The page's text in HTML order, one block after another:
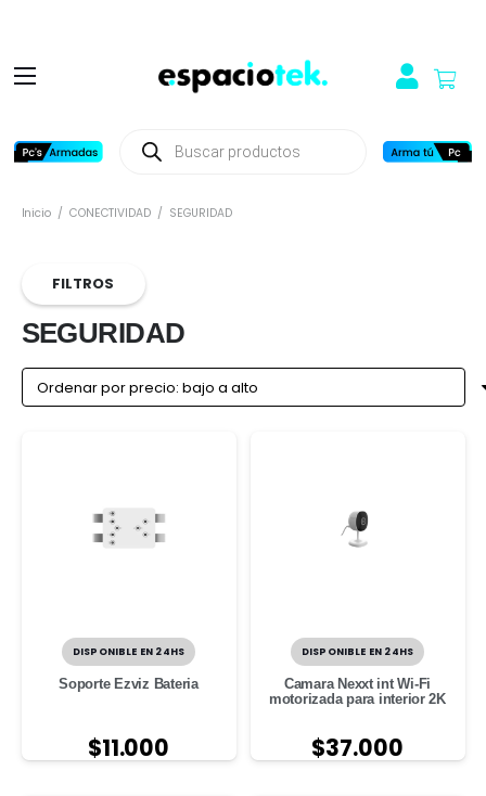
productos
Inicio / CONECTIVIDAD / SEGURIDAD
FILTROS
SEGURIDAD
DISPONIBLE EN 24HS
Soporte Ezviz Bateria
$11.000
DISPONIBLE EN 24HS
Camara Nexxt int Wi-Fi
motorizada para interior 2K
$37.000